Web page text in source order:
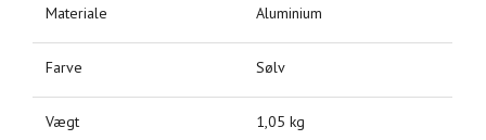
Materiale Aluminium
Farve Sølv
Vægt 1,05 kg